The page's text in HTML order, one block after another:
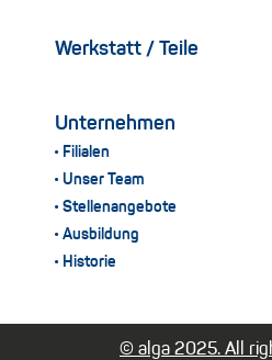
Werkstatt / Teile
Unternehmen
Filialen
Unser Team
Stellenangebote
Ausbildung
Historie
© alga 2025. All